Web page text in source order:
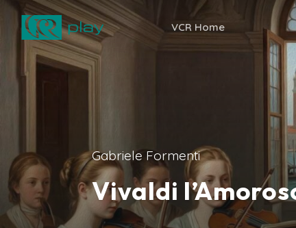
VCR Home
Gabriele Formenti
Vivaldi